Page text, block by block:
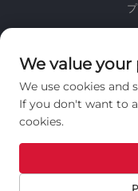
毎週のニュースレター
We value your
We use cookies and
If you don't want to
cookies.